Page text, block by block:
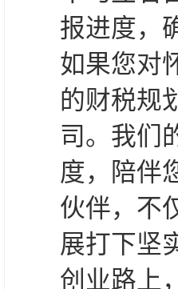
报进度，
如果您对
的财税规
司。我们
度，陪伴
伙伴，不
展打下坚
创业路上